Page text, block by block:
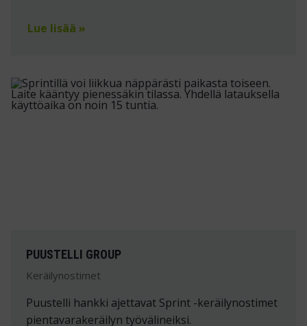
Lue lisää »
PUUSTELLI GROUP
Keräilynostimet
Puustelli hankki ajettavat Sprint -keräilynostimet
pientavarakeräilyn työvälineiksi.